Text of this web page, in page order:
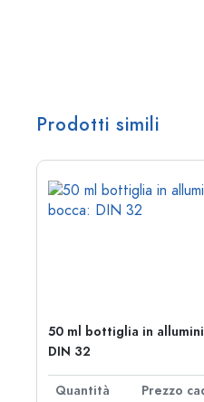
Prodotti simili
50 ml bottiglia in
DIN 32
Quantità Prezzo